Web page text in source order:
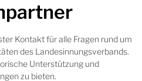
Kontakt für alle Fragen rund um
des Landesinnungsverbands.
Unterstützung und
zu bieten.